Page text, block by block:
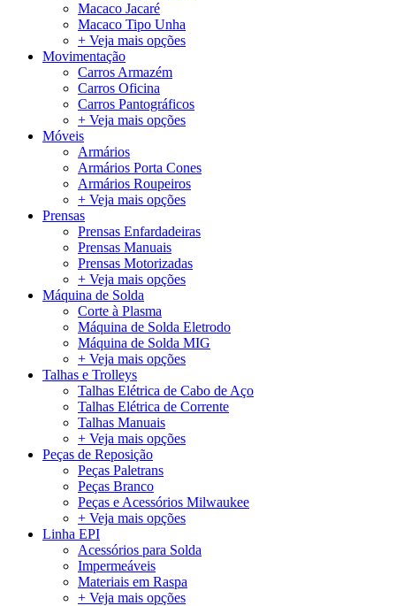
Macaco Jacaré
Macaco Tipo Unha
+ Veja mais opções
Movimentação
Carros Armazém
Carros Oficina
Carros Pantográficos
+ Veja mais opções
Móveis
Armários
Armários Porta Cones
Armários Roupeiros
+ Veja mais opções
Prensas
Prensas Enfardadeiras
Prensas Manuais
Prensas Motorizadas
+ Veja mais opções
Máquina de Solda
Corte à Plasma
Máquina de Solda Eletrodo
Máquina de Solda MIG
+ Veja mais opções
Talhas e Trolleys
Talhas Elétrica de Cabo de Aço
Talhas Elétrica de Corrente
Talhas Manuais
+ Veja mais opções
Peças de Reposição
Peças Paletrans
Peças Branco
Peças e Acessórios Milwaukee
+ Veja mais opções
Linha EPI
Acessórios para Solda
Impermeáveis
Materiais em Raspa
+ Veja mais opções